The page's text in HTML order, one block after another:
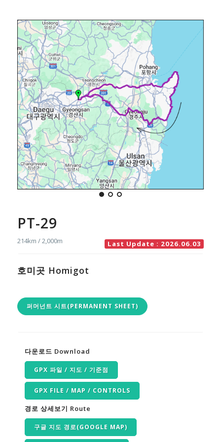
PT-29
214km / 2,000m Last Update : 2026.06.03
호미곳 Homigot
퍼머넌트 시트(PERMANENT SHEET)
다운로드 Download
GPX 파일 / 지도 / 기준점
GPX FILE / MAP / CONTROLS
경로 상세보기 Route
구글 지도 경로(GOOGLE MAP)